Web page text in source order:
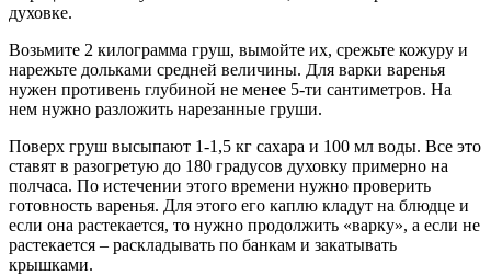
духовке.
Возьмите 2 килограмма груш, вымойте их, срежьте кожуру и
нарежьте дольками средней величины. Для варки варенья
нужен противень глубиной не менее 5-ти сантиметров. На
нем нужно разложить нарезанные груши.
Поверх груш высыпают 1-1,5 кг сахара и 100 мл воды. Все это
ставят в разогретую до 180 градусов духовку примерно на
полчаса. По истечении этого времени нужно проверить
готовность варенья. Для этого его каплю кладут на блюдце и
если она растекается, то нужно продолжить «варку», а если не
растекается – раскладывать по банкам и закатывать
крышками.